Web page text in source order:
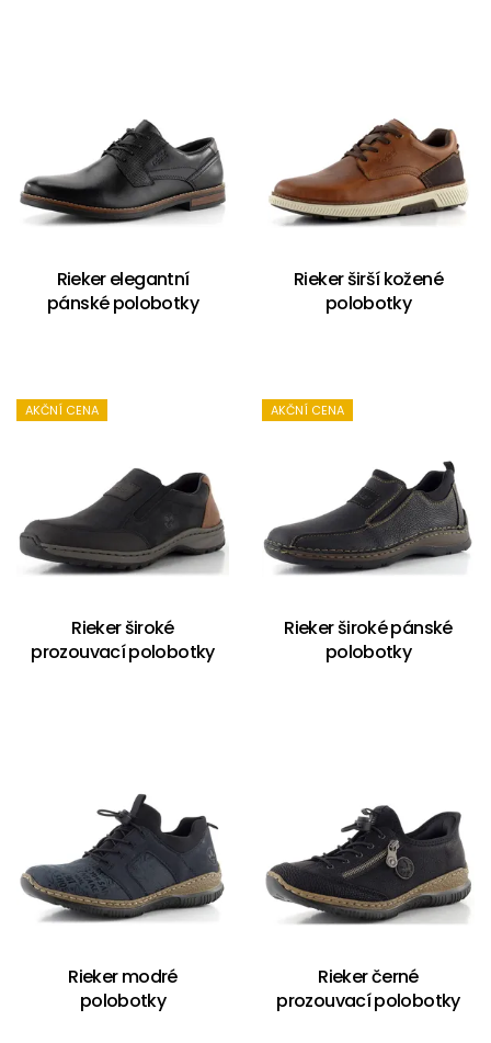
Rieker elegantní
pánské polobotky
Rieker širší kožené
polobotky
AKČNÍ CENA
Rieker široké
prozouvací polobotky
AKČNÍ CENA
Rieker široké pánské
polobotky
Rieker modré
polobotky
Rieker černé
prozouvací polobotky